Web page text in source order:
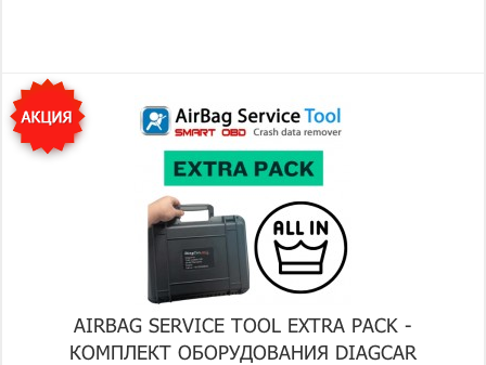
AIRBAG SERVICE TOOL EXTRA PACK -
КОМПЛЕКТ ОБОРУДОВАНИЯ DIAGCAR